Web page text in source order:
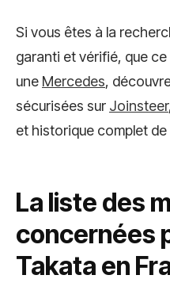
Si vous êtes à la
garanti et vérifié, que
une Mercedes,
sécurisées sur Joinsteer
et historique complet
La liste des
concernées
Takata en